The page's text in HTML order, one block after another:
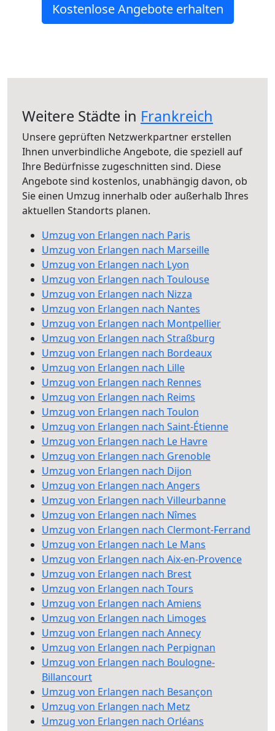
Kostenlose Angebote erhalten
Weitere Städte in Frankreich
Unsere geprüften Netzwerkpartner erstellen
Ihnen unverbindliche Angebote, die speziell auf
Ihre Bedürfnisse zugeschnitten sind. Diese
Angebote sind kostenlos, unabhängig davon, ob
Sie einen Umzug innerhalb oder außerhalb Ihres
aktuellen Standorts planen.
Umzug von Erlangen nach Paris
Umzug von Erlangen nach Marseille
Umzug von Erlangen nach Lyon
Umzug von Erlangen nach Toulouse
Umzug von Erlangen nach Nizza
Umzug von Erlangen nach Nantes
Umzug von Erlangen nach Montpellier
Umzug von Erlangen nach Straßburg
Umzug von Erlangen nach Bordeaux
Umzug von Erlangen nach Lille
Umzug von Erlangen nach Rennes
Umzug von Erlangen nach Reims
Umzug von Erlangen nach Toulon
Umzug von Erlangen nach Saint-Étienne
Umzug von Erlangen nach Le Havre
Umzug von Erlangen nach Grenoble
Umzug von Erlangen nach Dijon
Umzug von Erlangen nach Angers
Umzug von Erlangen nach Villeurbanne
Umzug von Erlangen nach Nîmes
Umzug von Erlangen nach Clermont-Ferrand
Umzug von Erlangen nach Le Mans
Umzug von Erlangen nach Aix-en-Provence
Umzug von Erlangen nach Brest
Umzug von Erlangen nach Tours
Umzug von Erlangen nach Amiens
Umzug von Erlangen nach Limoges
Umzug von Erlangen nach Annecy
Umzug von Erlangen nach Perpignan
Umzug von Erlangen nach Boulogne-
Billancourt
Umzug von Erlangen nach Besançon
Umzug von Erlangen nach Metz
Umzug von Erlangen nach Orléans